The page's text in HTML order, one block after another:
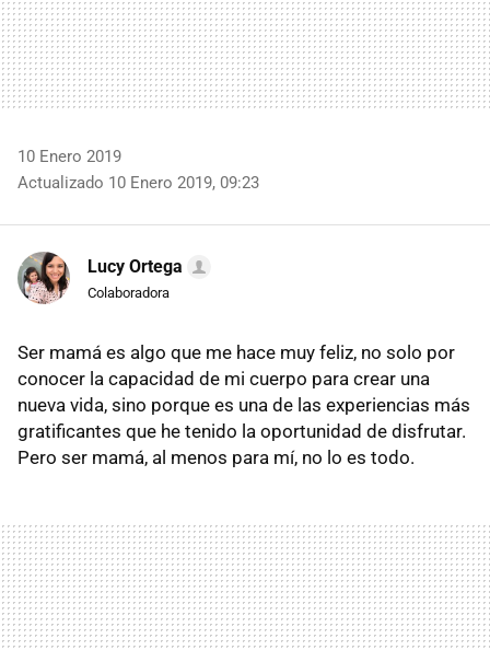
10 Enero 2019
Actualizado 10 Enero 2019, 09:23
Lucy Ortega
Colaboradora
Ser mamá es algo que me hace muy feliz, no solo por
conocer la capacidad de mi cuerpo para crear una
nueva vida, sino porque es una de las experiencias más
gratificantes que he tenido la oportunidad de disfrutar.
Pero ser mamá, al menos para mí, no lo es todo.